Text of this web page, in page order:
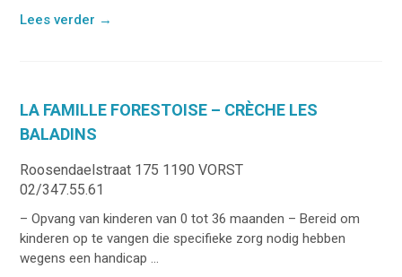
Lees verder →
LA FAMILLE FORESTOISE – CRÈCHE LES
BALADINS
Roosendaelstraat 175 1190 VORST
02/347.55.61
– Opvang van kinderen van 0 tot 36 maanden – Bereid om
kinderen op te vangen die specifieke zorg nodig hebben
wegens een handicap ...